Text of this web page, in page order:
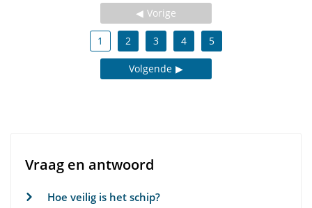
Vorige
1 2 3 4 5
Volgende
Vraag en antwoord
Hoe veilig is het schip?